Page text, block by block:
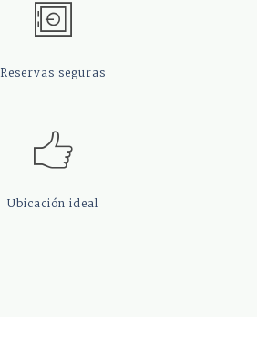
Reservas seguras
Ubicación ideal